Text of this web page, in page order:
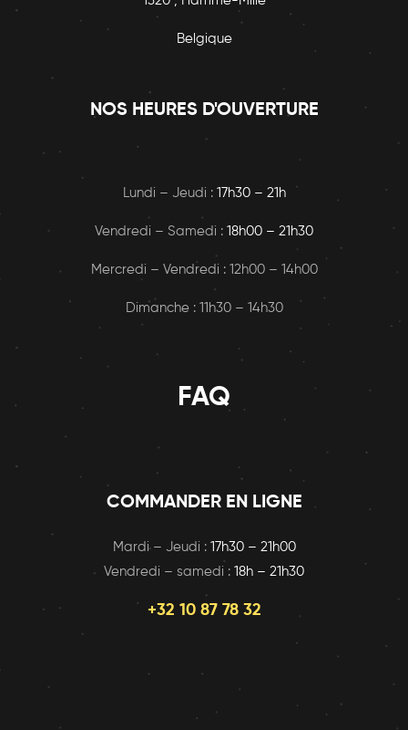
Belgique
NOS HEURES D'OUVERTURE
Lundi – Jeudi : 17h30 – 21h
Vendredi – Samedi : 18h00 – 21h30
Mercredi – Vendredi : 12h00 – 14h00
Dimanche : 11h30 – 14h30
FAQ
COMMANDER EN LIGNE
Mardi – Jeudi : 17h30 – 21h00
Vendredi – samedi : 18h – 21h30
+32 10 87 78 32